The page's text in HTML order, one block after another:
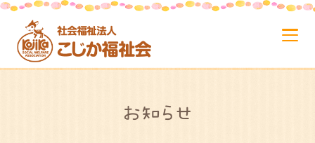
お知らせ